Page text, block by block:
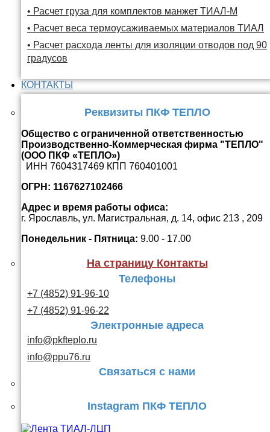
• Расчет груза для комплектов манжет ТИАЛ-М
• Расчет веса термоусаживаемых материалов ТИАЛ
• Расчет расхода ленты для изоляции отводов под 90
градусов
КОНТАКТЫ
Реквизиты ПКФ ТЕПЛО
Общество с ограниченной ответственностью
Производственно-Коммерческая фирма "ТЕПЛО"
(ООО ПКФ «ТЕПЛО»)
ИНН 7604317469 КПП 760401001
ОГРН: 1167627102466
Адрес и время работы офиса:
г. Ярославль, ул. Магистральная, д. 14, офис 213 , 209
Понедельник - Пятница: 9.00 - 17.00
На страницу Контакты
Телефоны
+7 (4852) 91-96-10
+7 (4852) 91-96-22
Электронные адреса
info@pkfteplo.ru
info@ppu76.ru
Связаться с нами
Instagram ПКФ ТЕПЛО